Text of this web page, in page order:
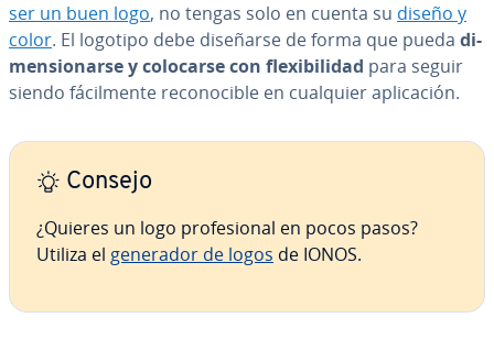
ser un buen logo, no tengas solo en cuenta su diseño y
color. El logotipo debe diseñarse de forma que pueda di­
me­n­sio­nar­se y colocarse con fle­xi­bi­li­dad para seguir
siendo fá­ci­l­me­n­te re­co­no­ci­ble en cualquier apli­ca­ción.
Consejo
¿Quieres un logo pro­fe­sio­nal en pocos pasos?
Utiliza el generador de logos de IONOS.